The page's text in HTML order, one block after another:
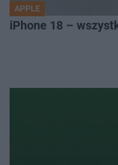
APPLE
iPhone 18 –